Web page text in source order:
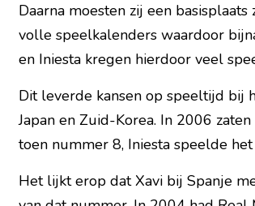
Daarna moesten zij een
volle speelkalenders waardoor
en Iniesta kregen hierdoor veel
Dit leverde kansen op speeltijd bij
Japan en Zuid-Korea. In 2006
toen nummer 8, Iniesta speelde
Het lijkt erop dat Xavi bij Spanje